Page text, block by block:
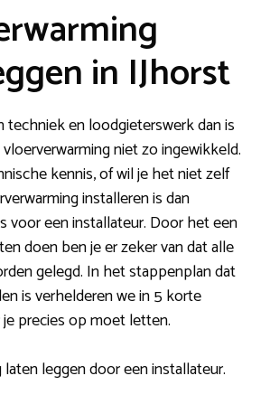
in IJhorst
techniek en loodgieterswerk dan is
niet zo ingewikkeld.
kennis, of wil je het niet zelf
installeren is dan
voor een installateur. Door het een
doen ben je er zeker van dat alle
gelegd. In het stappenplan dat
is verhelderen we in 5 korte
precies op moet letten.
leggen door een installateur.